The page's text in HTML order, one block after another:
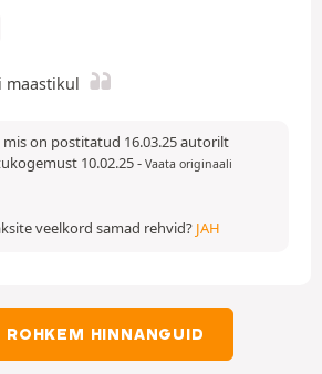
maastikul
on postitatud 16.03.25 autorilt
10.02.25- Vaata originaali
veelkord samad rehvid? JAH
ROHKEM HINNANGUID